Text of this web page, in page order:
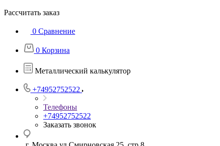
Рассчитать заказ
0 Сравнение
0 Корзина
Металлический калькулятор
+74952752522
Телефоны
+74952752522
Заказать звонок